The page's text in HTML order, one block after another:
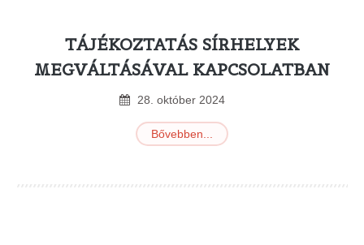
TÁJÉKOZTATÁS SÍRHELYEK
MEGVÁLTÁSÁVAL KAPCSOLATBAN
28 október 2024
Bővebben...